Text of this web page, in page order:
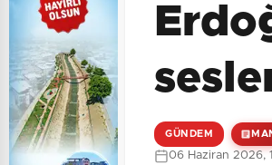
GÜNDEM
06 Haziran 2026,